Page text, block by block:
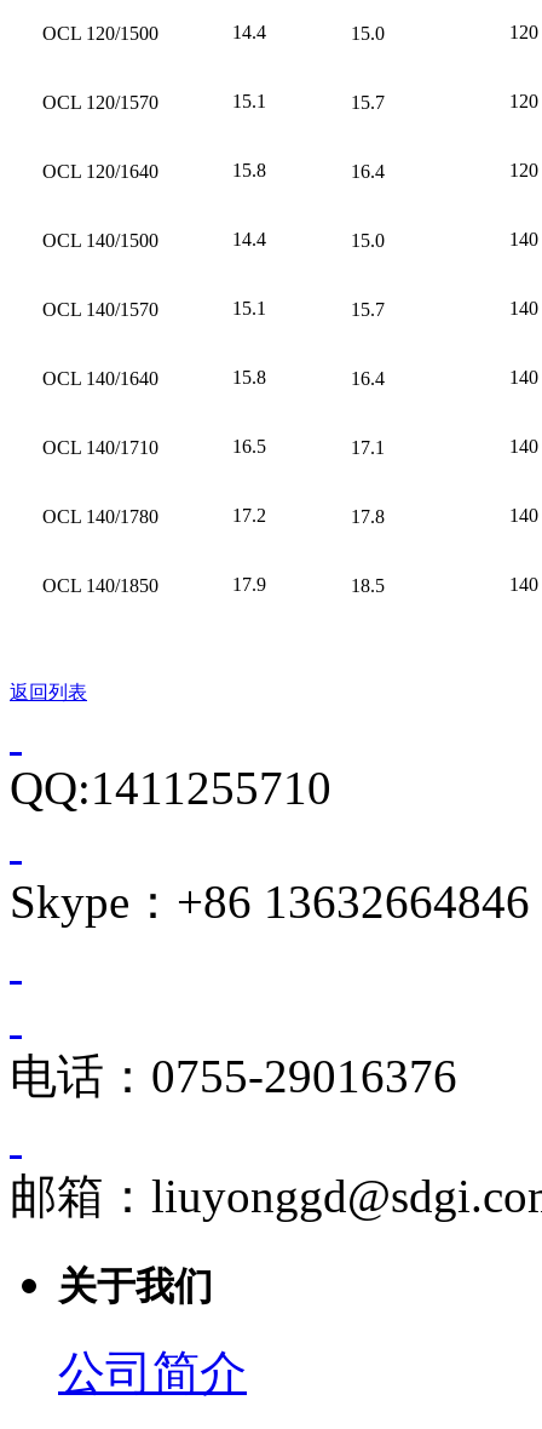
OCL 120/1500 14.4 15.0 120
OCL 120/1570 15.1 15.7 120
OCL 120/1640 15.8 16.4 120
OCL 140/1500 14.4 15.0 140
OCL 140/1570 15.1 15.7 140
OCL 140/1640 15.8 16.4 140
OCL 140/1710 16.5 17.1 140
OCL 140/1780 17.2 17.8 140
OCL 140/1850 17.9 18.5 140
返回列表
QQ:1411255710
Skype：+86 13632664846
电话：0755-29016376
邮箱：
关于我们
公司简介